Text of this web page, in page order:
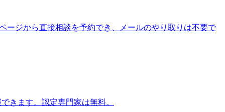
ージから直接相談を予約でき、メールのやり取りは不要で
きます。認定専門家は無料。